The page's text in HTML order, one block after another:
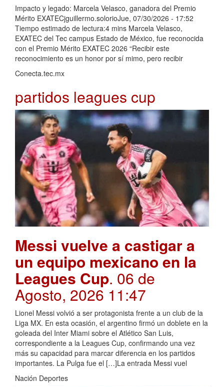
Impacto y legado: Marcela Velasco, ganadora del Premio
Mérito EXATECjguillermo.solorioJue, 07/30/2026 - 17:52
Tiempo estimado de lectura:4 mins Marcela Velasco,
EXATEC del Tec campus Estado de México, fue reconocida
con el Premio Mérito EXATEC 2026 “Recibir este
reconocimiento es un honor por sí mimo, pero recibir
Conecta.tec.mx
partidos leagues cup
Messi vuelve a castigar a
un equipo mexicano en la
Leagues Cup. 06 de
Agosto, 2026 11:47
Lionel Messi volvió a ser protagonista frente a un club de la
Liga MX. En esta ocasión, el argentino firmó un doblete en la
goleada del Inter Miami sobre el Atlético San Luis,
correspondiente a la Leagues Cup, confirmando una vez
más su capacidad para marcar diferencia en los partidos
importantes. La Pulga fue el […]La entrada Messi vuel
Nación Deportes